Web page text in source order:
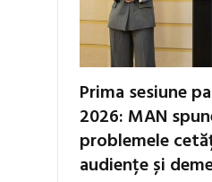
Prima sesiune
2026: MAN
problemele
audiențe și